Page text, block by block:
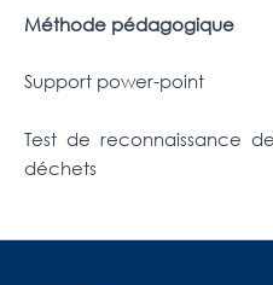
Méthode pédagogique
Support power-point
Test de reconnaissance
déchets